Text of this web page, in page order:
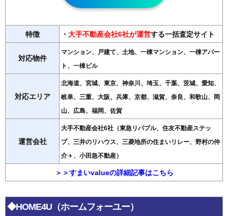
特徴 ・ 大手不動産会社6社が運営する一括査定サイト
対応物件
マンション、戸建て、土地、一棟マンション、一棟アパー
ト、一棟ビル
対応エリア
北海道、宮城、東京、神奈川、埼玉、千葉、茨城、愛知、
岐阜、三重、大阪、兵庫、京都、滋賀、奈良、和歌山、岡
山、広島、福岡、佐賀
運営会社
大手不動産会社6社（東急リバブル、住友不動産ステッ
プ、三井のリハウス、三菱地所の住まいリレー、野村の仲
介＋、小田急不動産）
＞＞すまいvalueの詳細記事はこちら
◆HOME4U（ホームフォーユー）